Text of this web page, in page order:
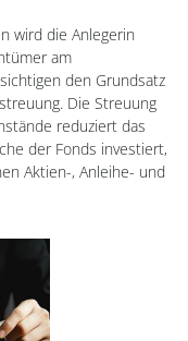
wird die Anlegerin
am
den Grundsatz
Die Streuung
reduziert das
der Fonds investiert,
Aktien-, Anleihe- und